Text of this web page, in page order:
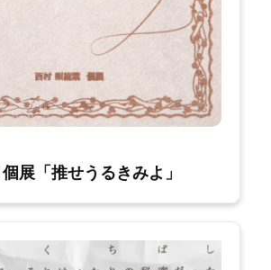
展「推せうるきみよ」